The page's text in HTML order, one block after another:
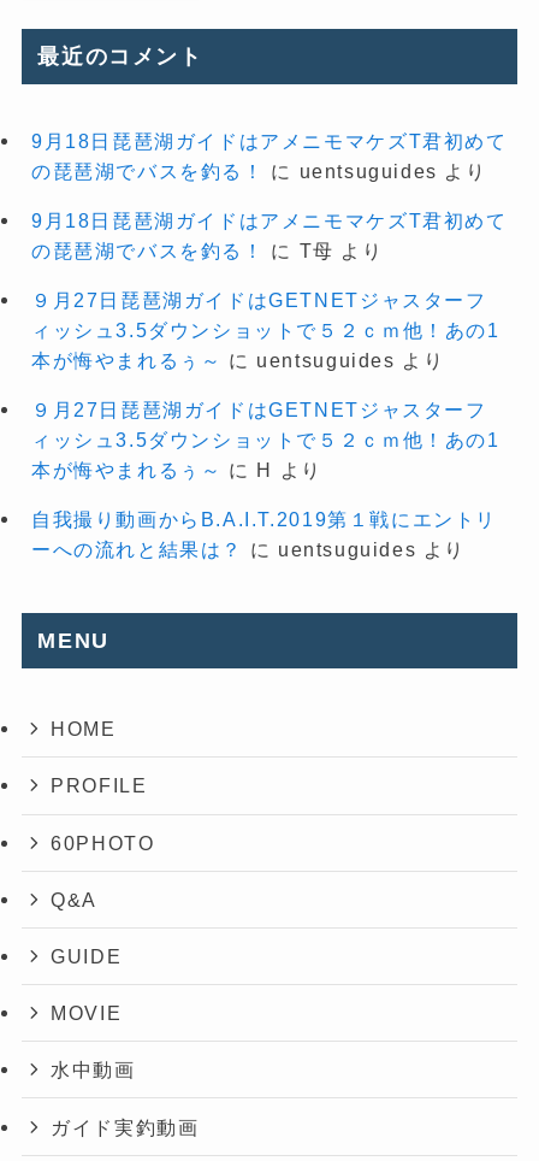
最近のコメント
9月18日琵琶湖ガイドはアメニモマケズT君初めて
の琵琶湖でバスを釣る！
に uentsuguides より
9月18日琵琶湖ガイドはアメニモマケズT君初めて
の琵琶湖でバスを釣る！
に T母 より
９月27日琵琶湖ガイドはGETNETジャスターフ
ィッシュ3.5ダウンショットで５２ｃｍ他！あの1
本が悔やまれるぅ～
に uentsuguides より
９月27日琵琶湖ガイドはGETNETジャスターフ
ィッシュ3.5ダウンショットで５２ｃｍ他！あの1
本が悔やまれるぅ～
に H より
自我撮り動画からB.A.I.T.2019第１戦にエントリ
ーへの流れと結果は？
に uentsuguides より
MENU
HOME
PROFILE
60PHOTO
Q&A
GUIDE
MOVIE
水中動画
ガイド実釣動画